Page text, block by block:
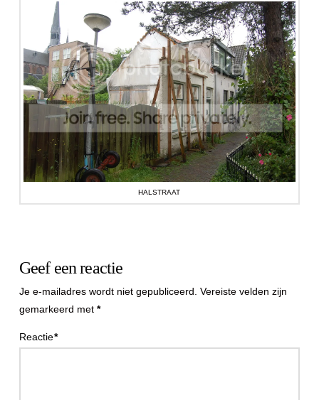
HALSTRAAT
Geef een reactie
Je e-mailadres wordt niet gepubliceerd. Vereiste velden zijn
gemarkeerd met *
Reactie*